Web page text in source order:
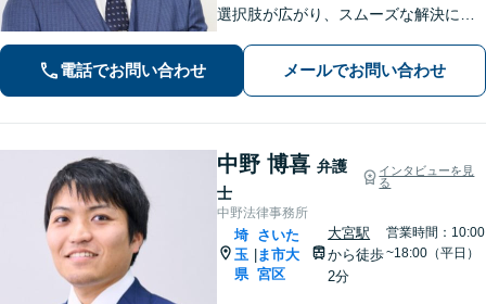
選択肢が広がり、スムーズな解決につ
豊富】【示談成功・不起訴獲得の実績
豊富】あなたの権利を守り、最善の結
電話でお問い合わせ メールでお問い合わせ
中野 博喜 弁護
士
インタビューを見
る
中野法律事務所
埼
玉
県
さいた
ま市大
宮区
大宮駅
から徒歩
2分
営業時間：10:00
~18:00（平日）